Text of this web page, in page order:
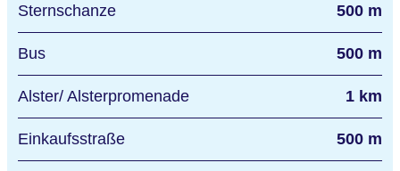
Sternschanze 500 m
Bus 500 m
Alster/ Alsterpromenade 1 km
Einkaufsstraße 500 m